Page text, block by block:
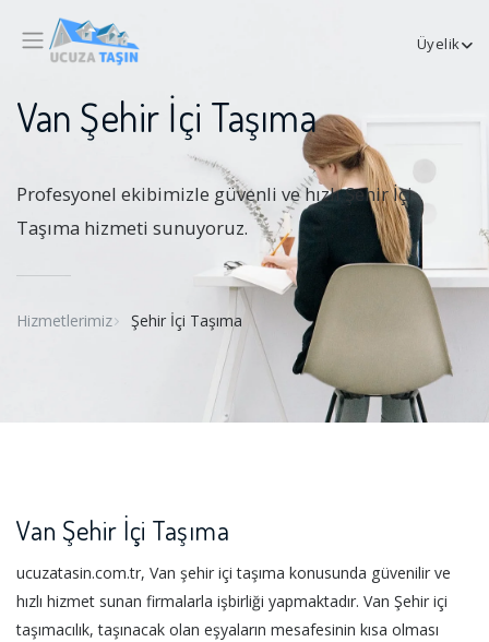
Üyelik
Van Şehir İçi Taşıma
Profesyonel ekibimizle güvenli ve hızlı Şehir İçi
Taşıma hizmeti sunuyoruz.
Hizmetlerimiz Şehir İçi Taşıma
Van Şehir İçi Taşıma
ucuzatasin.com.tr, Van şehir içi taşıma konusunda güvenilir ve
hızlı hizmet sunan firmalarla işbirliği yapmaktadır. Van Şehir içi
taşımacılık, taşınacak olan eşyaların mesafesinin kısa olması